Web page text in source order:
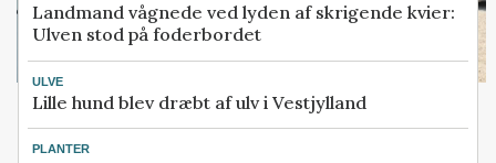
Landmand vågnede ved lyden af skrigende kvier:
Ulven stod på foderbordet
ULVE
Lille hund blev dræbt af ulv i Vestjylland
PLANTER